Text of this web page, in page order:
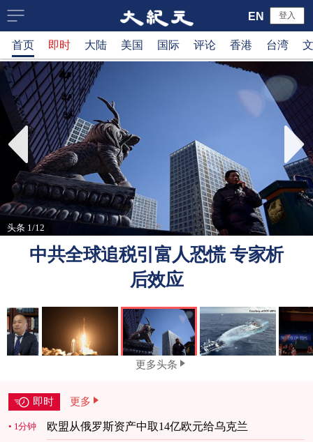
大
纪
元
新
闻
网
登入
EN
首页 即时 大陆 美国 国际 评论 香港 台湾
头条 1/12
中共全球追税引富人恐慌 专家析
后效应
更多头条
即时 更多
1分钟 欧盟从俄罗斯资产中取14亿欧元给乌克兰